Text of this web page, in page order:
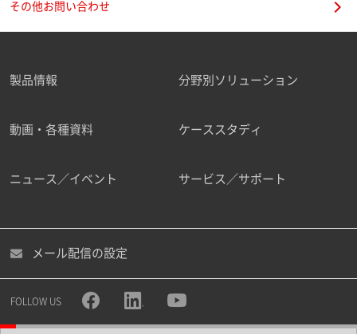
その他お問い合わせ
製品情報 分野別ソリューション
動画・各種資料 ケーススタディ
ニュース／イベント サービス／サポート
メール配信の設定
FOLLOW US